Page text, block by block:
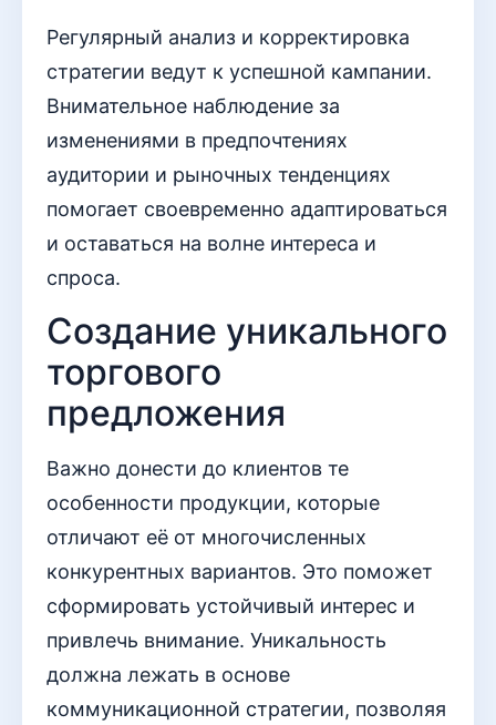
Регулярный анализ и корректировка
стратегии ведут к успешной кампании.
Внимательное наблюдение за
изменениями в предпочтениях
аудитории и рыночных тенденциях
помогает своевременно адаптироваться
и оставаться на волне интереса и
спроса.
Создание уникального
торгового
предложения
Важно донести до клиентов те
особенности продукции, которые
отличают её от многочисленных
конкурентных вариантов. Это поможет
сформировать устойчивый интерес и
привлечь внимание. Уникальность
должна лежать в основе
коммуникационной стратегии, позволяя